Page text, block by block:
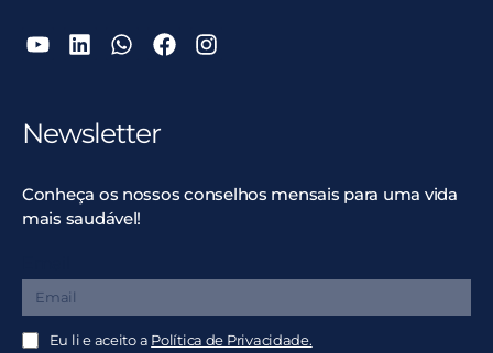
Newsletter
Conheça os nossos conselhos mensais para uma vida
mais saudável!
Eu li e aceito a Política de Privacidade.